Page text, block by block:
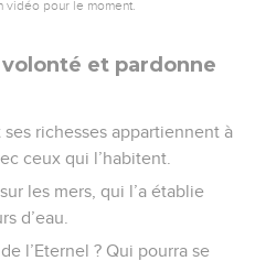
pour le moment.
et pardonne
richesses appartiennent à
ceux qui l’habitent.
les mers, qui l’a établie
d’eau.
l’Eternel ? Qui pourra se